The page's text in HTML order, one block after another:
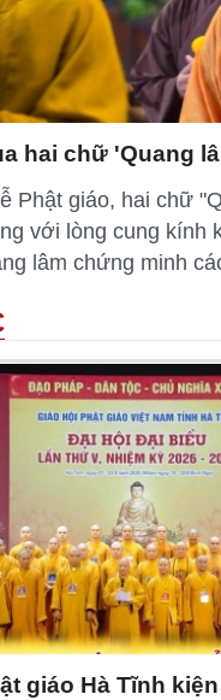
hai chữ 'Quang
Phật giáo, hai chữ
với lòng cung kính
lâm chứng minh
giáo Hà Tĩnh